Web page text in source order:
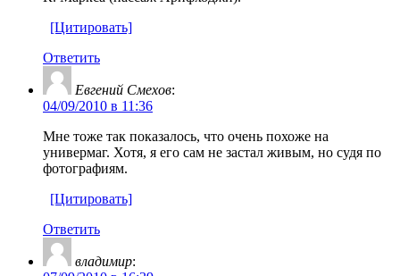
[Цитировать]
Ответить
Евгений Смехов:
04/09/2010 в 11:36
Мне тоже так показалось, что очень похоже на
универмаг. Хотя, я его сам не застал живым, но судя по
фотографиям.
[Цитировать]
Ответить
владимир: